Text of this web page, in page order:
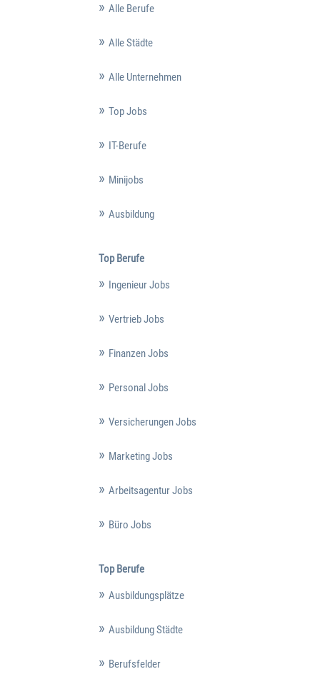
Alle Berufe
Alle Städte
Alle Unternehmen
Top Jobs
IT-Berufe
Minijobs
Ausbildung
Top Berufe
Ingenieur Jobs
Vertrieb Jobs
Finanzen Jobs
Personal Jobs
Versicherungen Jobs
Marketing Jobs
Arbeitsagentur Jobs
Büro Jobs
Top Berufe
Ausbildungsplätze
Ausbildung Städte
Berufsfelder